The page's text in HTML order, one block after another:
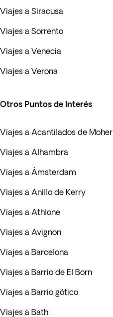
Viajes a Siracusa
Viajes a Sorrento
Viajes a Venecia
Viajes a Verona
Otros Puntos de Interés
Viajes a Acantilados de Moher
Viajes a Alhambra
Viajes a Ámsterdam
Viajes a Anillo de Kerry
Viajes a Athlone
Viajes a Avignon
Viajes a Barcelona
Viajes a Barrio de El Born
Viajes a Barrio gótico
Viajes a Bath